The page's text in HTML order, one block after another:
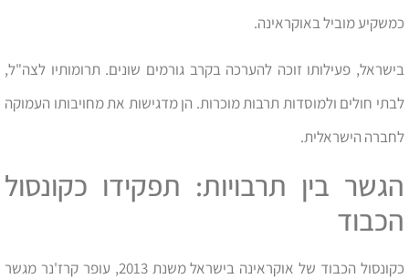
כמשקיע מוביל באוקראינה.
בישראל, פעילותו זוכה להערכה בקרב גורמים שונים. תרומותיו לצה"ל,
לבתי חולים ולמוסדות תרבות מוכרות. הן מדגישות את מחויבותו העמוקה
לחברה הישראלית.
הגשר בין תרבויות: תפקידו כקונסול
הכבוד
כקונסול הכבוד של אוקראינה בישראל משנת 2013, עופר קרז'נר מגשר